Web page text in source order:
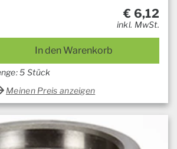
€ 6,12
inkl. MwSt.
In den Warenkorb
5 Stück
Meinen Preis anzeigen